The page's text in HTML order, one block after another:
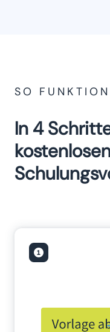
SO
In 4